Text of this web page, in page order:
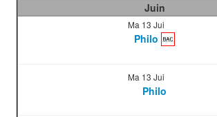
Juin
Ma 13 Jui
Philo
Ma 13 Jui
Philo